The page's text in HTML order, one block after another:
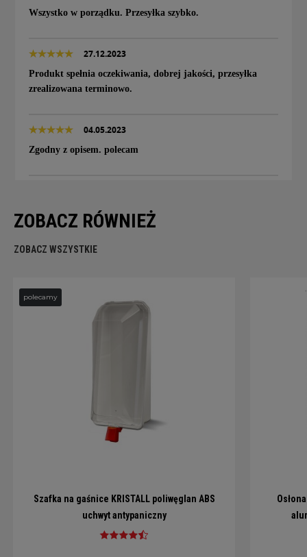
Wszystko w porządku. Przesyłka szybko.
27.12.2023
Produkt spełnia oczekiwania, dobrej jakości, przesyłka
zrealizowana terminowo.
04.05.2023
Zgodny z opisem. polecam
ZOBACZ RÓWNIEŻ
ZOBACZ WSZYSTKIE
Szafka na gaśnice KRISTALL poliwęglan ABS
uchwyt antypaniczny
polecamy